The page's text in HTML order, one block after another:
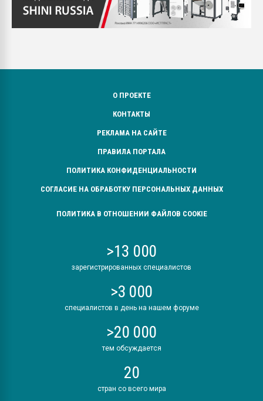
О ПРОЕКТЕ
КОНТАКТЫ
РЕКЛАМА НА САЙТЕ
ПРАВИЛА ПОРТАЛА
ПОЛИТИКА КОНФИДЕНЦИАЛЬНОСТИ
СОГЛАСИЕ НА ОБРАБОТКУ ПЕРСОНАЛЬНЫХ ДАННЫХ
ПОЛИТИКА В ОТНОШЕНИИ ФАЙЛОВ COOKIE
>13 000
зарегистрированных специалистов
>3 000
специалистов в день на нашем форуме
>20 000
тем обсуждается
20
стран со всего мира